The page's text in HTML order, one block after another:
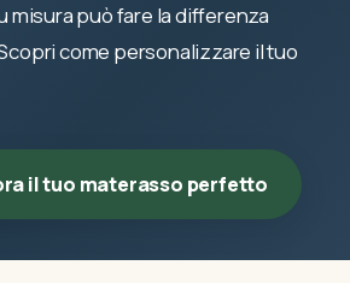
misura può fare la differenza
come personalizzare il tuo
il tuo materasso perfetto